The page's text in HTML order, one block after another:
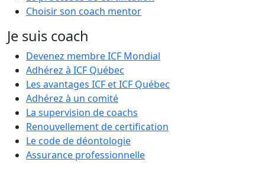
Choisir son coach mentor
Je suis coach
Devenez membre ICF Mondial
Adhérez à ICF Québec
Les avantages ICF et ICF Québec
Adhérez à un comité
La supervision de coachs
Renouvellement de certification
Le code de déontologie
Assurance professionnelle